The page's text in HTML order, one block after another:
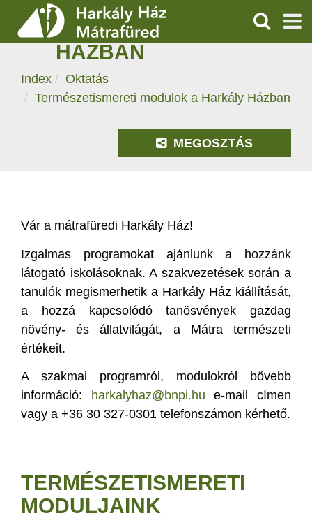
SZOLGÁLTATÁSOK
PROGRAMOK
KERESÉS
TERMÉSZETISMERETI
MODULOK A HARKÁLY
HÁZBAN
Index
Oktatás
Természetismereti modulok a Harkály Házban
MEGOSZTÁS
Vár a mátrafüredi Harkály Ház!
Izgalmas programokat ajánlunk a hozzánk
látogató iskolásoknak. A szakvezetések során a
tanulók megismerhetik a Harkály Ház kiállítását,
a hozzá kapcsolódó tanösvények gazdag
növény- és állatvilágát, a Mátra természeti
értékeit.
A szakmai programról, modulokról bővebb
információ:
harkalyhaz@bnpi.hu e-mail címen
vagy a +36 30 327-0301 telefonszámon kérhető.
TERMÉSZETISMERETI
MODULJAINK